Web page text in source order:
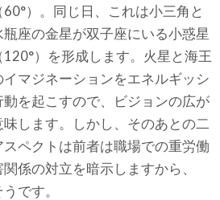
）。同じ日、これは小三角と
座の金星が双子座にいる小惑星
）を形成します。火星と海王
マジネーションをエネルギッシ
動を起こすので、ビジョンの広が
します。しかし、そのあとの二
ペクトは前者は職場での重労働
係の対立を暗示しますから、
です。